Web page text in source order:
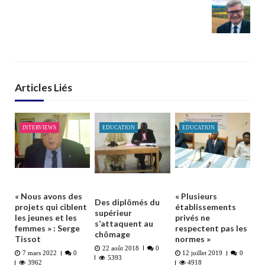
Articles Liés
INTERVIEWS
« Nous avons des
projets qui ciblent
les jeunes et les
femmes » : Serge
Tissot
7 mars 2022
0
3962
EDUCATION
Des diplômés du
supérieur
s’attaquent au
chômage
22 août 2018
0
5393
EDUCATION
« Plusieurs
établissements
privés ne
respectent pas les
normes »
12 juillet 2019
0
4918